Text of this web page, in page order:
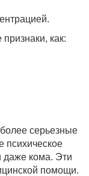
как:
серьезные
психическое
даже кома. Эти
помощи.